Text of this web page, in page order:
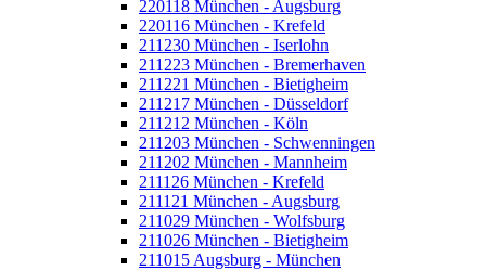
220118 München - Augsburg
220116 München - Krefeld
211230 München - Iserlohn
211223 München - Bremerhaven
211221 München - Bietigheim
211217 München - Düsseldorf
211212 München - Köln
211203 München - Schwenningen
211202 München - Mannheim
211126 München - Krefeld
211121 München - Augsburg
211029 München - Wolfsburg
211026 München - Bietigheim
211015 Augsburg - München